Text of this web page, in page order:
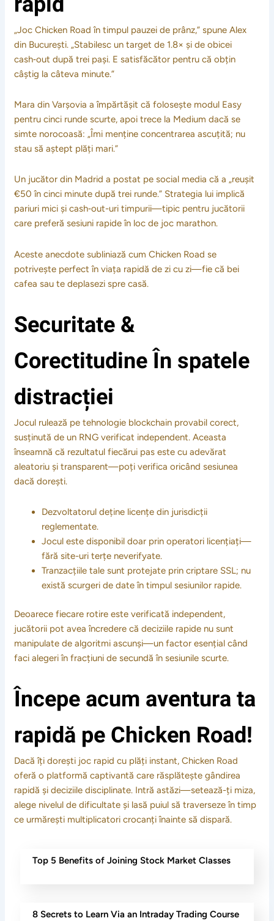
„Joc Chicken Road în timpul pauzei de prânz,” spune Alex
din București. „Stabilesc un target de 1.8× și de obicei
cash‑out după trei pași. E satisfăcător pentru că obțin
câștig la câteva minute.”
Mara din Varșovia a împărtășit că folosește modul Easy
pentru cinci runde scurte, apoi trece la Medium dacă se
simte norocoasă: „Îmi menține concentrarea ascuțită; nu
stau să aștept plăți mari.”
Un jucător din Madrid a postat pe social media că a „reușit
€50 în cinci minute după trei runde.” Strategia lui implică
pariuri mici și cash‑out-uri timpurii—tipic pentru jucătorii
care preferă sesiuni rapide în loc de joc marathon.
Aceste anecdote subliniază cum Chicken Road se
potrivește perfect în viața rapidă de zi cu zi—fie că bei
cafea sau te deplasezi spre casă.
Securitate &
Corectitudine În spatele
distracției
Jocul rulează pe tehnologie blockchain provabil corect,
susținută de un RNG verificat independent. Aceasta
înseamnă că rezultatul fiecărui pas este cu adevărat
aleatoriu și transparent—poți verifica oricând sesiunea
dacă dorești.
Dezvoltatorul deține licențe din jurisdicții
reglementate.
Jocul este disponibil doar prin operatori licențiați—
fără site-uri terțe neverifyate.
Tranzacțiile tale sunt protejate prin criptare SSL; nu
există scurgeri de date în timpul sesiunilor rapide.
Deoarece fiecare rotire este verificată independent,
jucătorii pot avea încredere că deciziile rapide nu sunt
manipulate de algoritmi ascunși—un factor esențial când
faci alegeri în fracțiuni de secundă în sesiunile scurte.
Începe acum aventura ta
rapidă pe Chicken Road!
Dacă îți dorești joc rapid cu plăți instant, Chicken Road
oferă o platformă captivantă care răsplătește gândirea
rapidă și deciziile disciplinate. Intră astăzi—setează-ți miza,
alege nivelul de dificultate și lasă puiul să traverseze în timp
ce urmărești multiplicatori crocanți înainte să dispară.
Top 5 Benefits of Joining Stock Market Classes
8 Secrets to Learn Via an Intraday Trading Course